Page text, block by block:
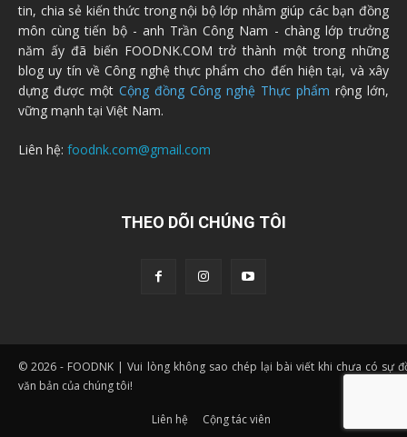
tin, chia sẻ kiến thức trong nội bộ lớp nhằm giúp các bạn đồng
môn cùng tiến bộ - anh Trần Công Nam - chàng lớp trưởng
năm ấy đã biến FOODNK.COM trở thành một trong những
blog uy tín về Công nghệ thực phẩm cho đến hiện tại, và xây
dựng được một Cộng đồng Công nghệ Thực phẩm rộng lớn,
vững mạnh tại Việt Nam.
Liên hệ: foodnk.com@gmail.com
THEO DÕI CHÚNG TÔI
© 2026 - FOODNK | Vui lòng không sao chép lại bài viết khi chưa có sự
văn bản của chúng tôi!
Liên hệ Cộng tác viên